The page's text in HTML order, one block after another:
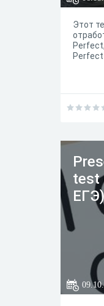
Этот
Perfect
test
ЕГЭ)